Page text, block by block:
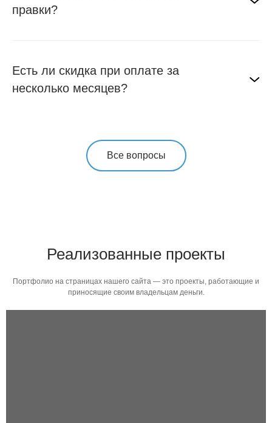
правки?
Есть ли скидка при оплате за
несколько месяцев?
Все вопросы
Реализованные проекты
Портфолио на страницах нашего сайта — это проекты, работающие и
приносящие своим владельцам деньги.